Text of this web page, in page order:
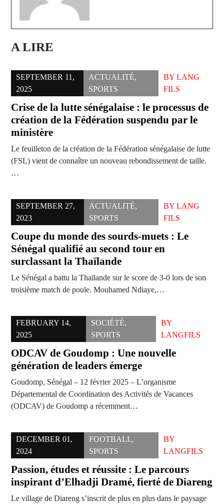
A LIRE
SEPTEMBER 11,
2025
ACTUALITÉ,
SPORTS
BY LANG
FILS
Crise de la lutte sénégalaise : le processus de
création de la Fédération suspendu par le
ministère
Le feuilleton de la création de la Fédération sénégalaise de lutte
(FSL) vient de connaître un nouveau rebondissement de taille.
…
SEPTEMBER 27,
2023
ACTUALITÉ,
SPORTS
BYLANG
FILS
Coupe du monde des sourds-muets : Le
Sénégal qualifié au second tour en
surclassant la Thaïlande
Le Sénégal a battu la Thaïlande sur le score de 3-0 lors de son
troisième match de poule. Mouhamed Ndiaye,…
FEBRUARY 14,
2025
SOCIÉTÉ,
SPORTS
BY
LANGFILS
ODCAV de Goudomp : Une nouvelle
génération de leaders émerge
Goudomp, Sénégal – 12 février 2025 – L’organisme
Départemental de Coordination des Activités de Vacances
(ODCAV) de Goudomp a récemment…
DECEMBER 01,
2024
FOOTBALL,
SPORTS
BY
LANGFILS
Passion, études et réussite : Le parcours
inspirant d’Elhadji Dramé, fierté de Diareng
Le village de Diareng s’inscrit de plus en plus dans le paysage